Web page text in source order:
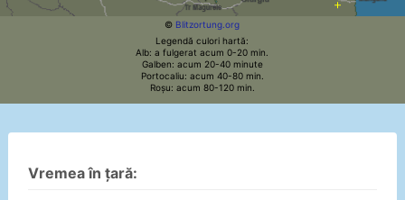
© Blitzortung.org
Legendă culori hartă:
Alb: a fulgerat acum 0-20 min.
Galben: acum 20-40 minute
Portocaliu: acum 40-80 min.
Roșu: acum 80-120 min.
Vremea în țară: